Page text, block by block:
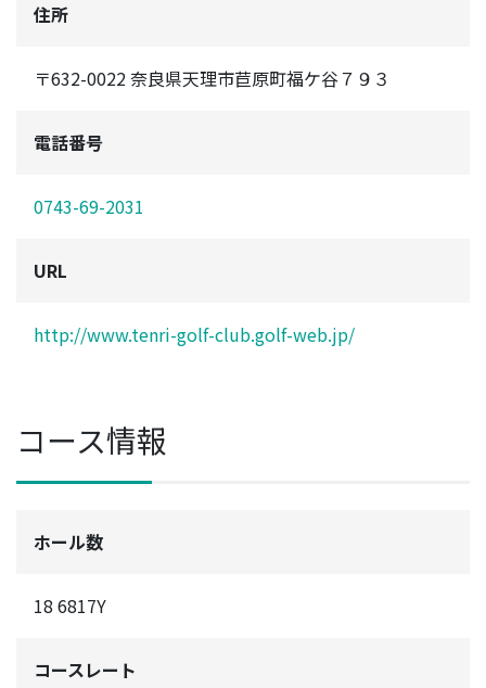
住所
〒632-0022 奈良県天理市苣原町福ケ谷７９３
電話番号
0743-69-2031
URL
http://www.tenri-golf-club.golf-web.jp/
コース情報
ホール数
18 6817Y
コースレート